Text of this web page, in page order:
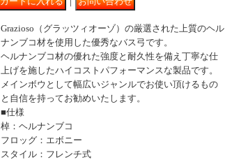
Grazioso（グラッツィオーゾ）の厳選された上質のヘル
ナンブコ材を使用した優秀なバス弓です。
ヘルナンブコ材の優れた強度と耐久性を備え丁寧な仕
上げを施したハイコストパフォーマンスな製品です。
メインボウとして幅広いジャンルでお使い頂けるもの
と自信を持ってお勧めいたします。
■仕様
棹：ヘルナンブコ
フロッグ：エボニー
スタイル：フレンチ式